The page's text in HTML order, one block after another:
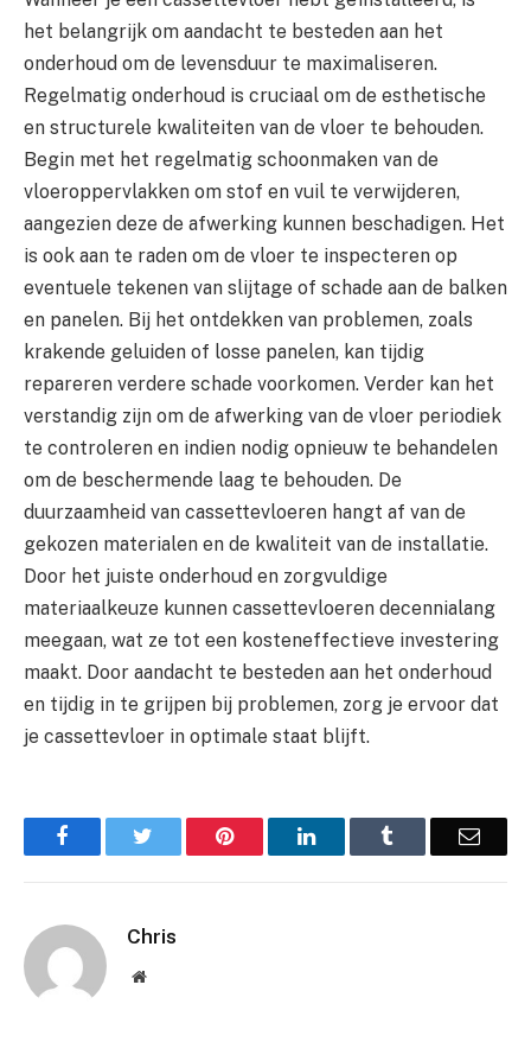
het belangrijk om aandacht te besteden aan het
onderhoud om de levensduur te maximaliseren.
Regelmatig onderhoud is cruciaal om de esthetische
en structurele kwaliteiten van de vloer te behouden.
Begin met het regelmatig schoonmaken van de
vloeroppervlakken om stof en vuil te verwijderen,
aangezien deze de afwerking kunnen beschadigen. Het
is ook aan te raden om de vloer te inspecteren op
eventuele tekenen van slijtage of schade aan de balken
en panelen. Bij het ontdekken van problemen, zoals
krakende geluiden of losse panelen, kan tijdig
repareren verdere schade voorkomen. Verder kan het
verstandig zijn om de afwerking van de vloer periodiek
te controleren en indien nodig opnieuw te behandelen
om de beschermende laag te behouden. De
duurzaamheid van cassettevloeren hangt af van de
gekozen materialen en de kwaliteit van de installatie.
Door het juiste onderhoud en zorgvuldige
materiaalkeuze kunnen cassettevloeren decennialang
meegaan, wat ze tot een kosteneffectieve investering
maakt. Door aandacht te besteden aan het onderhoud
en tijdig in te grijpen bij problemen, zorg je ervoor dat
je cassettevloer in optimale staat blijft.
Facebook Pinterest LinkedIn Email
Chris
Website